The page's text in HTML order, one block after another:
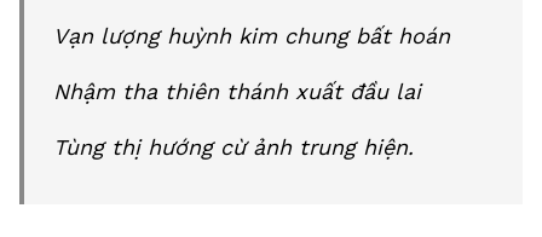
Vạn lượng huỳnh kim chung bất hoán
Nhậm tha thiên thánh xuất đầu lai
Tùng thị hướng cừ ảnh trung hiện.